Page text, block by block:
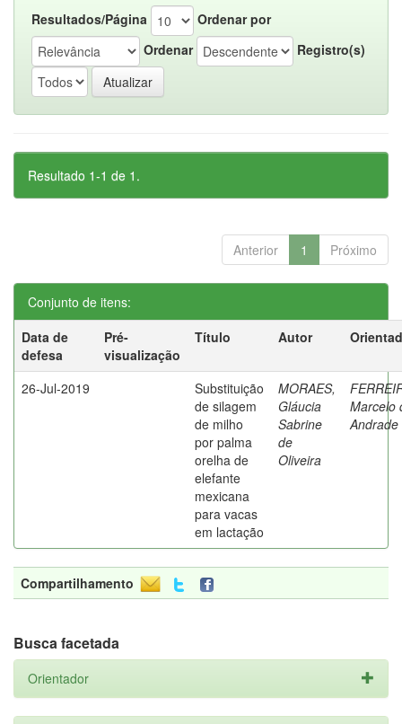
Resultados/Página
Ordenar por
Ordenar
Registro(s)
Resultado 1-1 de 1.
Anterior 1 Próximo
Conjunto de itens:
Data de
defesa
Pré-
visualização
Título Autor
26-Jul-2019
Substituição
de silagem
de milho
por palma
orelha de
elefante
mexicana
para vacas
em lactação
MORAES,
Gláucia
Sabrine
de
Oliveira
Marcelo
Andrade
Compartilhamento
Busca facetada
Orientador